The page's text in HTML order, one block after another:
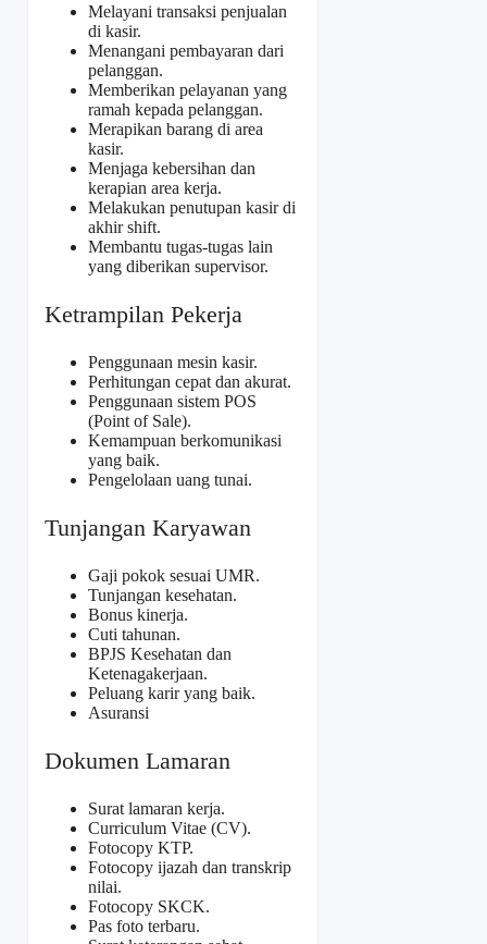
Melayani transaksi penjualan
di kasir.
Menangani pembayaran dari
pelanggan.
Memberikan pelayanan yang
ramah kepada pelanggan.
Merapikan barang di area
kasir.
Menjaga kebersihan dan
kerapian area kerja.
Melakukan penutupan kasir di
akhir shift.
Membantu tugas-tugas lain
yang diberikan supervisor.
Ketrampilan Pekerja
Penggunaan mesin kasir.
Perhitungan cepat dan akurat.
Penggunaan sistem POS
(Point of Sale).
Kemampuan berkomunikasi
yang baik.
Pengelolaan uang tunai.
Tunjangan Karyawan
Gaji pokok sesuai UMR.
Tunjangan kesehatan.
Bonus kinerja.
Cuti tahunan.
BPJS Kesehatan dan
Ketenagakerjaan.
Peluang karir yang baik.
Asuransi
Dokumen Lamaran
Surat lamaran kerja.
Curriculum Vitae (CV).
Fotocopy KTP.
Fotocopy ijazah dan transkrip
nilai.
Fotocopy SKCK.
Pas foto terbaru.